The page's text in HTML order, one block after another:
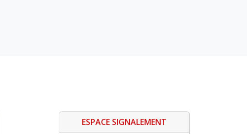
ESPACE SIGNALEMENT